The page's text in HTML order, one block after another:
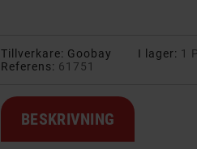
Tillverkare: Goobay
Referens: 61751
I lager: 1
BESKRIVNING